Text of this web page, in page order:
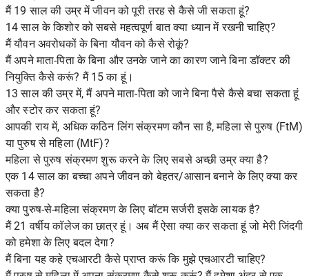
मैं 19 साल की उम्र में जीवन को पूरी तरह से कैसे जी सकता हूं?
14 साल के किशोर को सबसे महत्वपूर्ण बात क्या ध्यान में रखनी चाहिए?
मैं यौवन अवरोधकों के बिना यौवन को कैसे रोकूं?
मैं अपने माता-पिता के बिना और उनके जाने का कारण जाने बिना डॉक्टर की
नियुक्ति कैसे करूं? मैं 15 का हूं।
13 साल की उम्र में, मैं अपने माता-पिता को जाने बिना पैसे कैसे बचा सकता हूं
और स्टोर कर सकता हूं?
आपकी राय में, अधिक कठिन लिंग संक्रमण कौन सा है, महिला से पुरुष (FtM)
या पुरुष से महिला (MtF)?
महिला से पुरुष संक्रमण शुरू करने के लिए सबसे अच्छी उम्र क्या है?
एक 14 साल का बच्चा अपने जीवन को बेहतर/आसान बनाने के लिए क्या कर
सकता है?
क्या पुरुष-से-महिला संक्रमण के लिए बॉटम सर्जरी इसके लायक है?
मैं 21 वर्षीय कॉलेज का छात्र हूं। अब मैं ऐसा क्या कर सकता हूं जो मेरी जिंदगी
को हमेशा के लिए बदल देगा?
मैं बिना यह कहे एचआरटी कैसे प्राप्त करूं कि मुझे एचआरटी चाहिए?